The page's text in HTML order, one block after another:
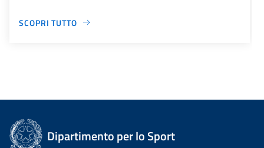
SCOPRI TUTTO
Dipartimento per lo Sport